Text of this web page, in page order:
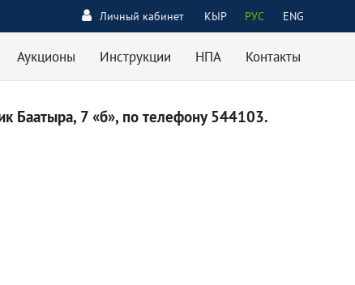
КЫР РУС ENG
Личный кабинет
Аукционы Инструкции НПА Контакты
Баатыра, 7 «б», по телефону 544103.